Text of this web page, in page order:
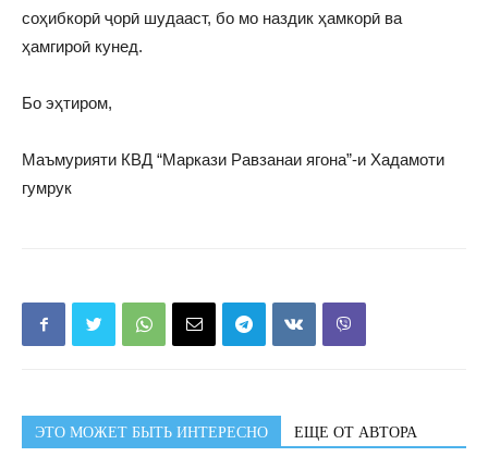
соҳибкорӣ ҷорӣ шудааст, бо мо наздик ҳамкорӣ ва
ҳамгироӣ кунед.
Бо эҳтиром,
Маъмурияти КВД “Маркази Равзанаи ягона”-и Хадамоти
гумрук
ЭТО МОЖЕТ БЫТЬ ИНТЕРЕСНО ЕЩЕ ОТ АВТОРА